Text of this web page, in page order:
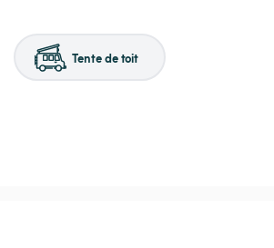
Tente de toit